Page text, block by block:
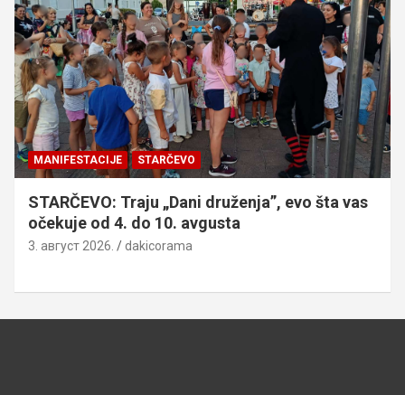
MANIFESTACIJE STARČEVO
STARČEVO: Traju „Dani druženja”, evo šta vas
očekuje od 4. do 10. avgusta
3. август 2026. dakicorama